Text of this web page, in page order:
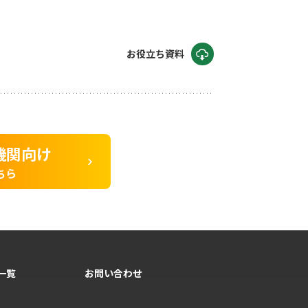
お役立ち資料
関向け
ら
覧 お問い合わせ